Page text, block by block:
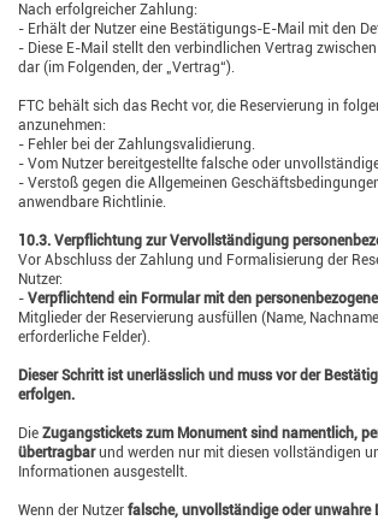
Nach erfolgreicher Zahlung:
- Erhält der Nutzer eine Bestätigungs-E-Mail mit den
- Diese E-Mail stellt den verbindlichen Vertrag
dar (im Folgenden, der „Vertrag“).
FTC behält sich das Recht vor, die Reservierung in
anzunehmen:
- Fehler bei der Zahlungsvalidierung.
- Vom Nutzer bereitgestellte falsche oder
- Verstoß gegen die Allgemeinen
anwendbare Richtlinie.
10.3. Verpflichtung zur Vervollständigung
Vor Abschluss der Zahlung und Formalisierung der
Nutzer:
- Verpflichtend ein Formular mit den
Mitglieder der Reservierung ausfüllen (Name,
erforderliche Felder).
Dieser Schritt ist unerlässlich und muss vor der
erfolgen.
Die Zugangstickets zum Monument sind namentlich,
übertragbarund werden nur mit diesen vollständigen
Informationen ausgestellt.
Wenn der Nutzer falsche, unvollständige oder unwahre